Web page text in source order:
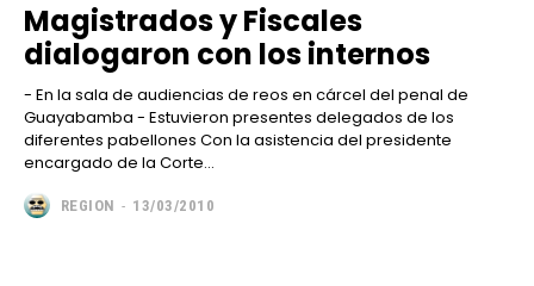
Magistrados y Fiscales
dialogaron con los internos
- En la sala de audiencias de reos en cárcel del penal de
Guayabamba - Estuvieron presentes delegados de los
diferentes pabellones Con la asistencia del presidente
encargado de la Corte...
REGION - 13/03/2010